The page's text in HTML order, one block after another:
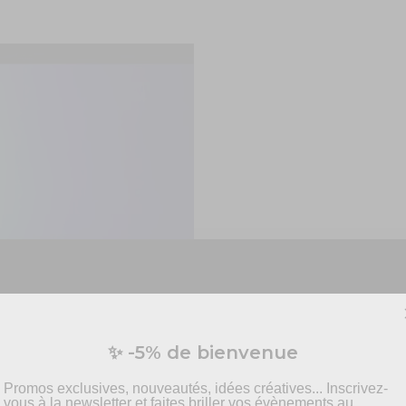
Vous préparez un événement ?
pyrotechnie et mise en scène.
✨ -5% de bienvenue
Promos exclusives, nouveautés, idées créatives... Inscrivez-
vous à la newsletter et faites briller vos évènements au